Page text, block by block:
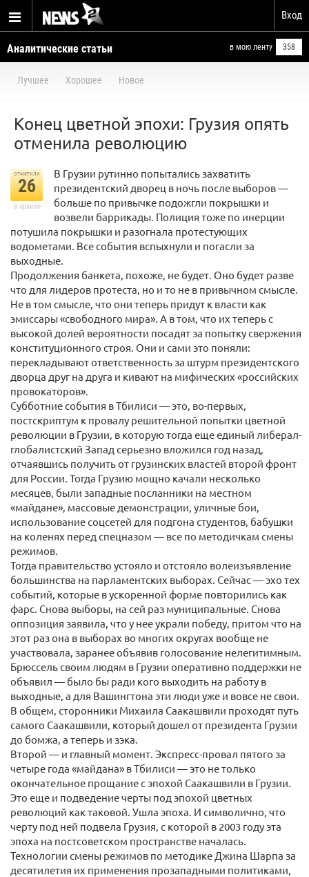
Вход
Аналитические статьи в мою ленту 358
Лучшее Хорошее Новое
Конец цветной эпохи: Грузия опять
отменила революцию
отметили
26
в архиве
В Грузии рутинно попытались захватить
президентский дворец в ночь после выборов —
больше по привычке подожгли покрышки и
возвели баррикады. Полиция тоже по инерции
потушила покрышки и разогнала протестующих
водометами. Все события вспыхнули и погасли за
выходные.
Продолжения банкета, похоже, не будет. Оно будет разве
что для лидеров протеста, но и то не в привычном смысле.
Не в том смысле, что они теперь придут к власти как
эмиссары «свободного мира». А в том, что их теперь с
высокой долей вероятности посадят за попытку свержения
конституционного строя. Они и сами это поняли:
перекладывают ответственность за штурм президентского
дворца друг на друга и кивают на мифических «российских
провокаторов».
Субботние события в Тбилиси — это, во-первых,
постскриптум к провалу решительной попытки цветной
революции в Грузии, в которую тогда еще единый либерал-
глобалистский Запад серьезно вложился год назад,
отчаявшись получить от грузинских властей второй фронт
для России. Тогда Грузию мощно качали несколько
месяцев, были западные посланники на местном
«майдане», массовые демонстрации, уличные бои,
использование соцсетей для подгона студентов, бабушки
на коленях перед спецназом — все по методичкам смены
режимов.
Тогда правительство устояло и отстояло волеизъявление
большинства на парламентских выборах. Сейчас — эхо тех
событий, которые в ускоренной форме повторились как
фарс. Снова выборы, на сей раз муниципальные. Снова
оппозиция заявила, что у нее украли победу, притом что на
этот раз она в выборах во многих округах вообще не
участвовала, заранее объявив голосование нелегитимным.
Брюссель своим людям в Грузии оперативно поддержки не
объявил — было бы ради кого выходить на работу в
выходные, а для Вашингтона эти люди уже и вовсе не свои.
В общем, сторонники Михаила Саакашвили проходят путь
самого Саакашвили, который дошел от президента Грузии
до бомжа, а теперь и зэка.
Второй — и главный момент. Экспресс-провал пятого за
четыре года «майдана» в Тбилиси — это не только
окончательное прощание с эпохой Саакашвили в Грузии.
Это еще и подведение черты под эпохой цветных
революций как таковой. Ушла эпоха. И символично, что
черту под ней подвела Грузия, с которой в 2003 году эта
эпоха на постсоветском пространстве началась.
Технологии смены режимов по методике Джина Шарпа за
десятилетия их применения прозападными политиками,